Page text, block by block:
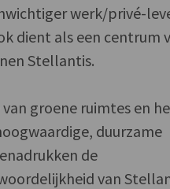
werk/privé-
dient als een centrum
Stellantis.
groene ruimtes en
duurzame
de
van